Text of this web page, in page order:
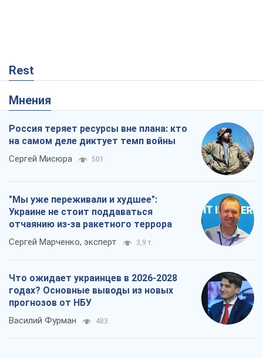
Rest
Мнения
Россия теряет ресурсы вне плана: кто
на самом деле диктует темп войны
Сергей Мисюра 501
"Мы уже переживали и худшее":
Украине не стоит поддаваться
отчаянию из-за ракетного террора
Сергей Марченко, эксперт 3,9 т.
Что ожидает украинцев в 2026-2028
годах? Основные выводы из новых
прогнозов от НБУ
Василий Фурман 483